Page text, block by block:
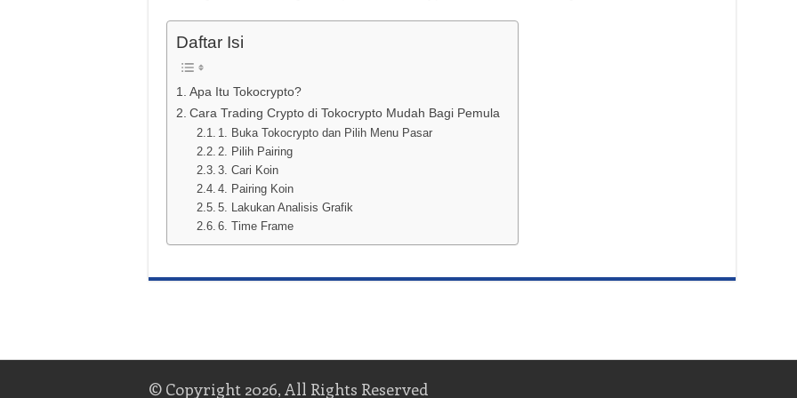
Daftar Isi
Apa Itu Tokocrypto?
Cara Trading Crypto di Tokocrypto Mudah Bagi Pemula
1. Buka Tokocrypto dan Pilih Menu Pasar
2. Pilih Pairing
3. Cari Koin
4. Pairing Koin
5. Lakukan Analisis Grafik
6. Time Frame
© Copyright 2026, All Rights Reserved